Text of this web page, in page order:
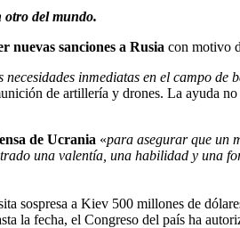
otro del mundo.
nuevas sanciones a Rusia con motivo
inmediatas en el campo de
de artillería y drones. La ayuda
de Ucrania «para asegurar que un
una valentía, una habilidad y una
sospresa a Kiev 500 millones de
la fecha, el Congreso del país ha